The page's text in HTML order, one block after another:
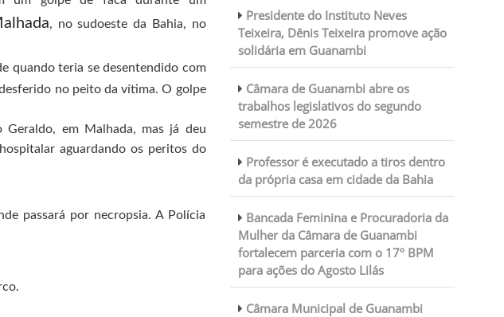
, no sudoeste da Bahia, no
quando teria se desentendido com
no peito da vítima. O golpe
em Malhada, mas já deu
aguardando os peritos do
passará por necropsia. A Polícia
Presidente do Instituto Neves
Teixeira, Dênis Teixeira promove ação
solidária em Guanambi
Câmara de Guanambi abre os
trabalhos legislativos do segundo
semestre de 2026
Professor é executado a tiros dentro
da própria casa em cidade da Bahia
Bancada Feminina e Procuradoria da
Mulher da Câmara de Guanambi
fortalecem parceria com o 17º BPM
para ações do Agosto Lilás
Câmara Municipal de Guanambi